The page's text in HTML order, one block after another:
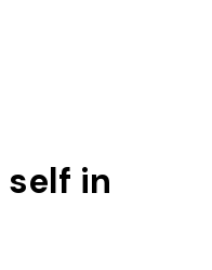
self in